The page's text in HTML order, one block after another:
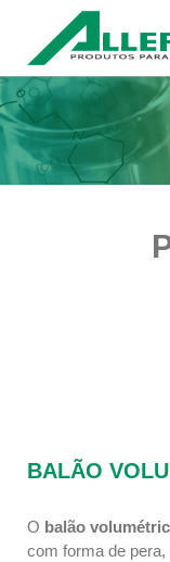
BALÃO
O balão
com forma de